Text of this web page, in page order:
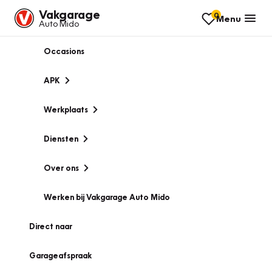
Vakgarage
Auto Mido
0Menu
Occasions
APK
Werkplaats
Diensten
Over ons
Werken bij Vakgarage Auto Mido
Direct naar
Garageafspraak